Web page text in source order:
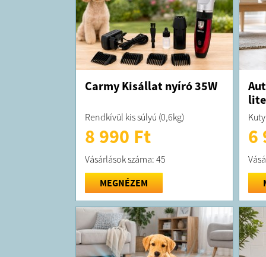
Carmy Kisállat nyíró 35W
Rendkívül kis súlyú (0,6kg)
8 990 Ft
Vásárlások száma: 45
MEGNÉZEM
6